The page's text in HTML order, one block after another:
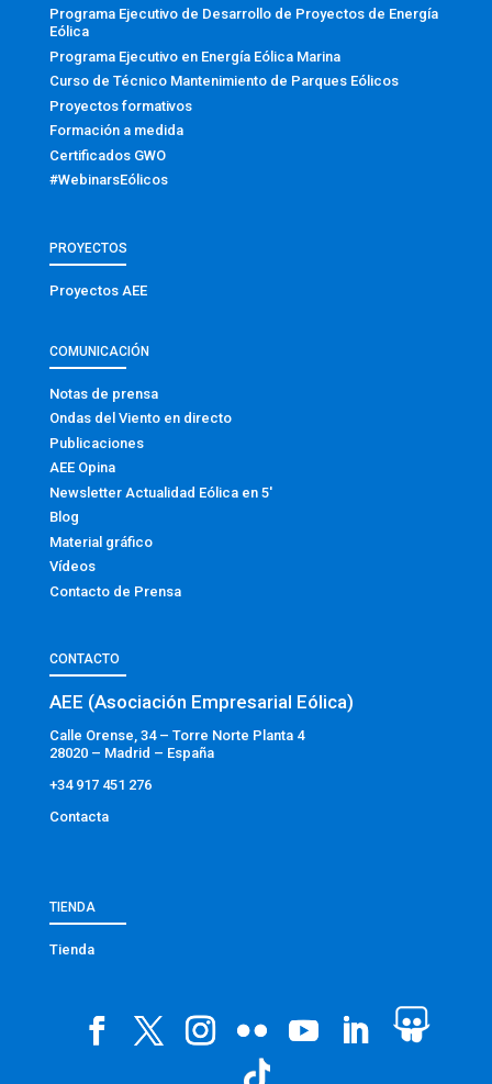
Programa Ejecutivo de Desarrollo de Proyectos de Energía
Eólica
Programa Ejecutivo en Energía Eólica Marina
Curso de Técnico Mantenimiento de Parques Eólicos
Proyectos formativos
Formación a medida
Certificados GWO
#WebinarsEólicos
PROYECTOS
Proyectos AEE
COMUNICACIÓN
Notas de prensa
Ondas del Viento en directo
Publicaciones
AEE Opina
Newsletter Actualidad Eólica en 5′
Blog
Material gráfico
Vídeos
Contacto de Prensa
CONTACTO
AEE (Asociación Empresarial Eólica)
Calle Orense, 34 – Torre Norte Planta 4
28020 – Madrid – España
+34 917 451 276
Contacta
TIENDA
Tienda